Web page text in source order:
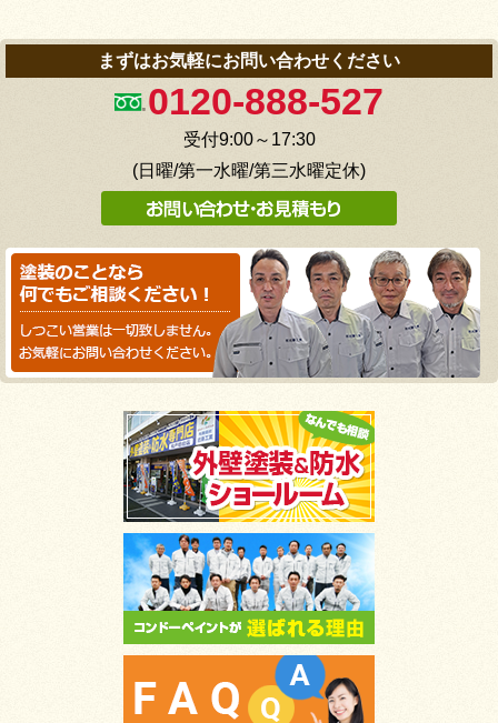
まずはお気軽にお問い合わせください
0120-888-527
受付9:00～17:30
(日曜/第一水曜/第三水曜定休)